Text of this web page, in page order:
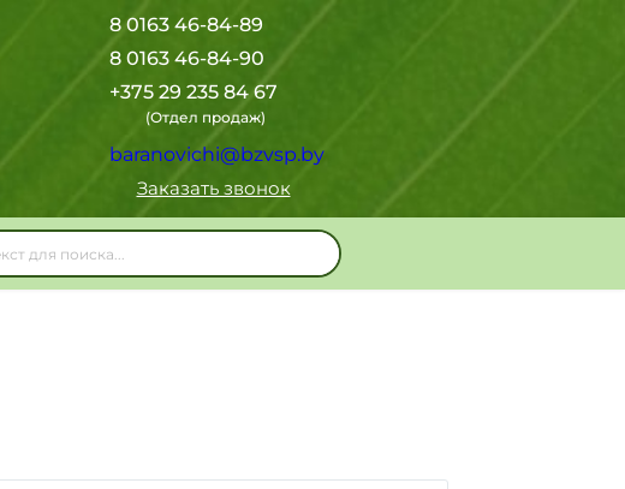
8 0163 46-84-89
8 0163 46-84-90
+375 29 235 84 67
(Отдел продаж)
baranovichi@bzvsp.by
Заказать звонок